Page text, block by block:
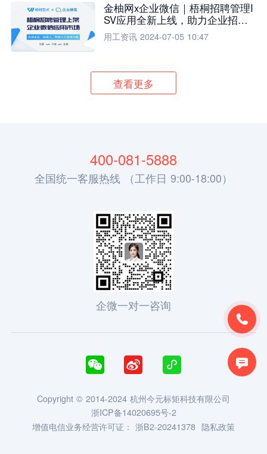
金柚网x企业微信｜梧桐招聘管理I
SV应用全新上线，助力企业招聘
流程全面升级
用工资讯 2024-07-05 10:47
查看更多


400-081-5888
全国统一客服热线 （工作日 9:00-18:00）
企微一对一咨询
  
Copyright © 2014-2024 杭州今元标矩科技有限公司
浙ICP备14020695号-2
增值电信业务经营许可证： 浙B2-20241378 隐私政策